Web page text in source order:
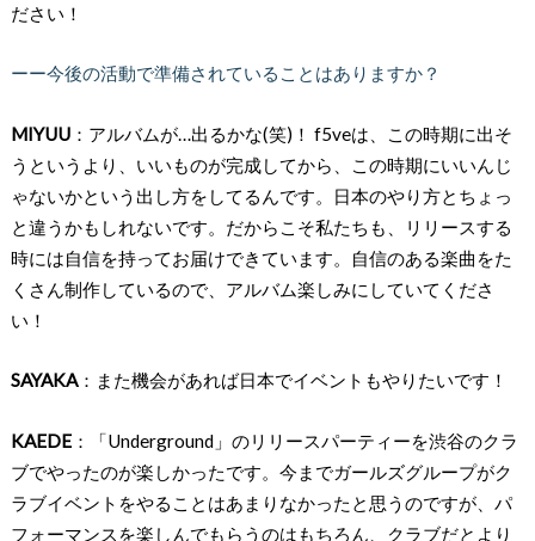
ださい！
ーー今後の活動で準備されていることはありますか？
MIYUU：アルバムが…出るかな(笑)！ f5veは、この時期に出そ
うというより、いいものが完成してから、この時期にいいんじ
ゃないかという出し方をしてるんです。日本のやり方とちょっ
と違うかもしれないです。だからこそ私たちも、リリースする
時には自信を持ってお届けできています。自信のある楽曲をた
くさん制作しているので、アルバム楽しみにしていてくださ
い！
SAYAKA：また機会があれば日本でイベントもやりたいです！
KAEDE：「Underground」のリリースパーティーを渋谷のクラ
ブでやったのが楽しかったです。今までガールズグループがク
ラブイベントをやることはあまりなかったと思うのですが、パ
フォーマンスを楽しんでもらうのはもちろん、クラブだとより